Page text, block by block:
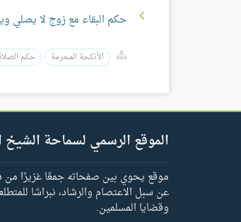
حكم البقاء مع زوج لا يصلي
الأنكحة المحرمة حكم
الموقع الرسمي لسماحة الشيخ
موقع يحوي بين صفحاته جمعًا غزيرًا من
عن سبل الاعتصام والرشاد، نبراسًا
وقضايا المسلمين.